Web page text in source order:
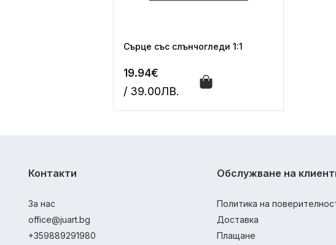
Сърце със слънчогледи 1:1
19.94€
/ 39.00ЛВ.
Контакти
За нас
office@juart.bg
+359889291980
Обслужване на
Политика на
Доставка
Плащане